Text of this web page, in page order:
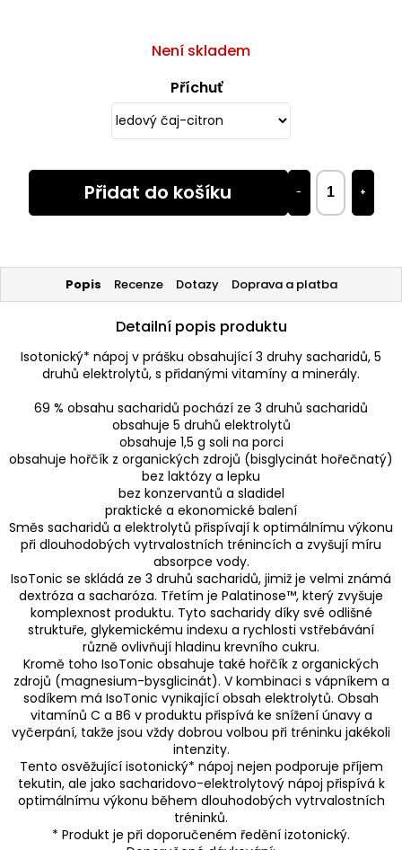
Není skladem
Příchuť
+
−
Přidat do košíku
Popis Recenze Dotazy Doprava a platba
Detailní popis produktu
Isotonický* nápoj v prášku obsahující 3 druhy sacharidů, 5
druhů elektrolytů, s přidanými vitamíny a minerály.
69 % obsahu sacharidů pochází ze 3 druhů sacharidů
obsahuje 5 druhů elektrolytů
obsahuje 1,5 g soli na porci
obsahuje hořčík z organických zdrojů (bisglycinát hořečnatý)
bez laktózy a lepku
bez konzervantů a sladidel
praktické a ekonomické balení
Směs sacharidů a elektrolytů přispívají k optimálnímu výkonu
při dlouhodobých vytrvalostních trénincích a zvyšují míru
absorpce vody.
IsoTonic se skládá ze 3 druhů sacharidů, jimiž je velmi známá
dextróza a sacharóza. Třetím je Palatinose™, který zvyšuje
komplexnost produktu. Tyto sacharidy díky své odlišné
struktuře, glykemickému indexu a rychlosti vstřebávání
různě ovlivňují hladinu krevního cukru.
Kromě toho IsoTonic obsahuje také hořčík z organických
zdrojů (magnesium-bysglicinát). V kombinaci s vápníkem a
sodíkem má IsoTonic vynikající obsah elektrolytů. Obsah
vitamínů C a B6 v produktu přispívá ke snížení únavy a
vyčerpání, takže jsou vždy dobrou volbou při tréninku jakékoli
intenzity.
Tento osvěžující isotonický* nápoj nejen podporuje příjem
tekutin, ale jako sacharidovo-elektrolytový nápoj přispívá k
optimálnímu výkonu během dlouhodobých vytrvalostních
tréninků.
* Produkt je při doporučeném ředění izotonický.